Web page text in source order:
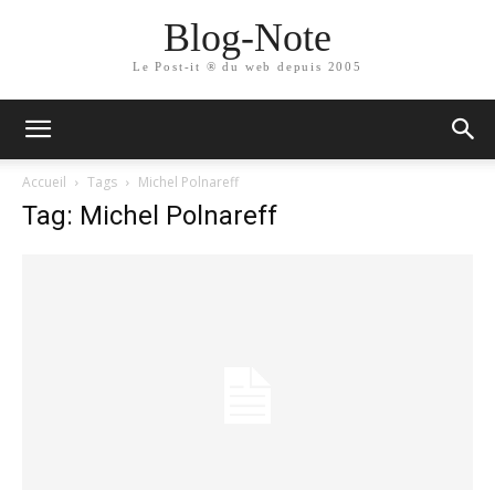
Blog-Note
Le Post-it ® du web depuis 2005
Accueil Tags Michel Polnareff
Tag: Michel Polnareff